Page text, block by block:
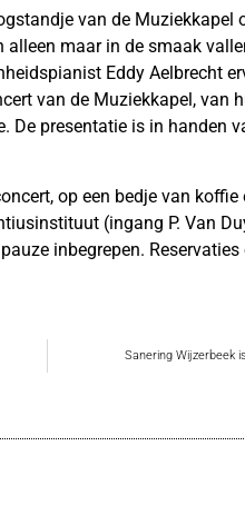
van de Muziekkapel
maar in de smaak
Eddy Aelbrecht
van de Muziekkapel, van
De presentatie is in handen
op een bedje van koffie
(ingang P. Van
inbegrepen.
Sanering Wijzerbeek